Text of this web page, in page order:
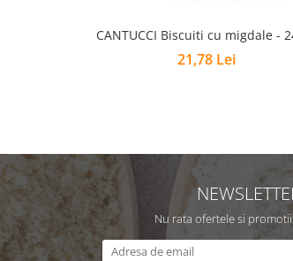
CANTUCCI Biscuiti cu migdale -
21,78 Lei
Nu rata ofertele si